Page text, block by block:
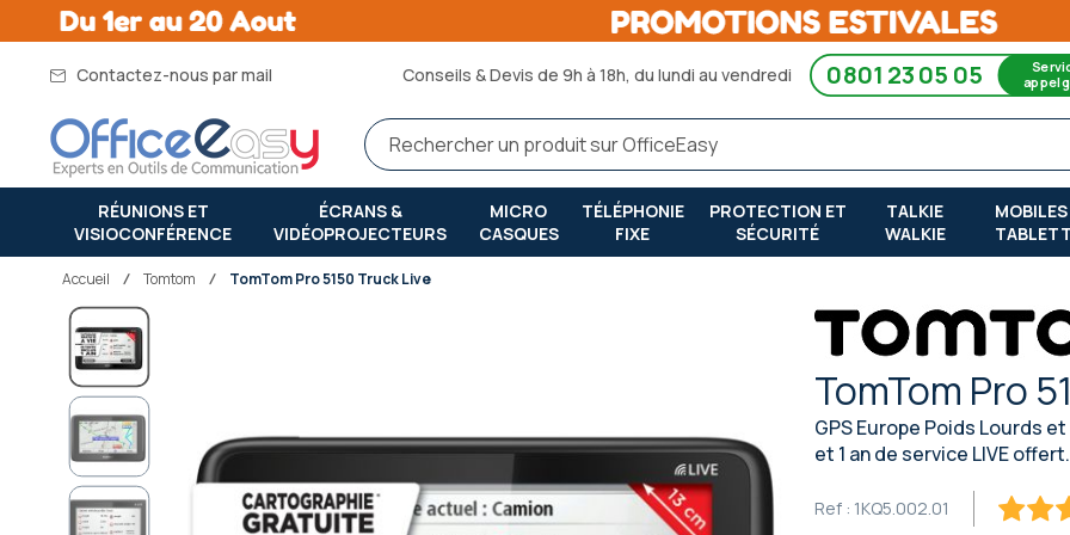
Contactez-nous par mail Conseils & Devis de 9h à 18h, du lundi au vendredi 0801 23 05 05 appel
RÉUNIONS ET
VISIOCONFÉRENCE
ÉCRANS &
VIDÉOPROJECTEURS
MICRO
CASQUES
TÉLÉPHONIE
FIXE
PROTECTION ET
SÉCURITÉ
TALKIE
WALKIE
Accueil tomtom TomTom Pro 5150 Truck Live
TomTom Pro
GPS Europe Poids Lourds
et 1 an de service LIVE offert.
Ref : 1KQ5.002.01
Passer
fin
de
galerie
d’images